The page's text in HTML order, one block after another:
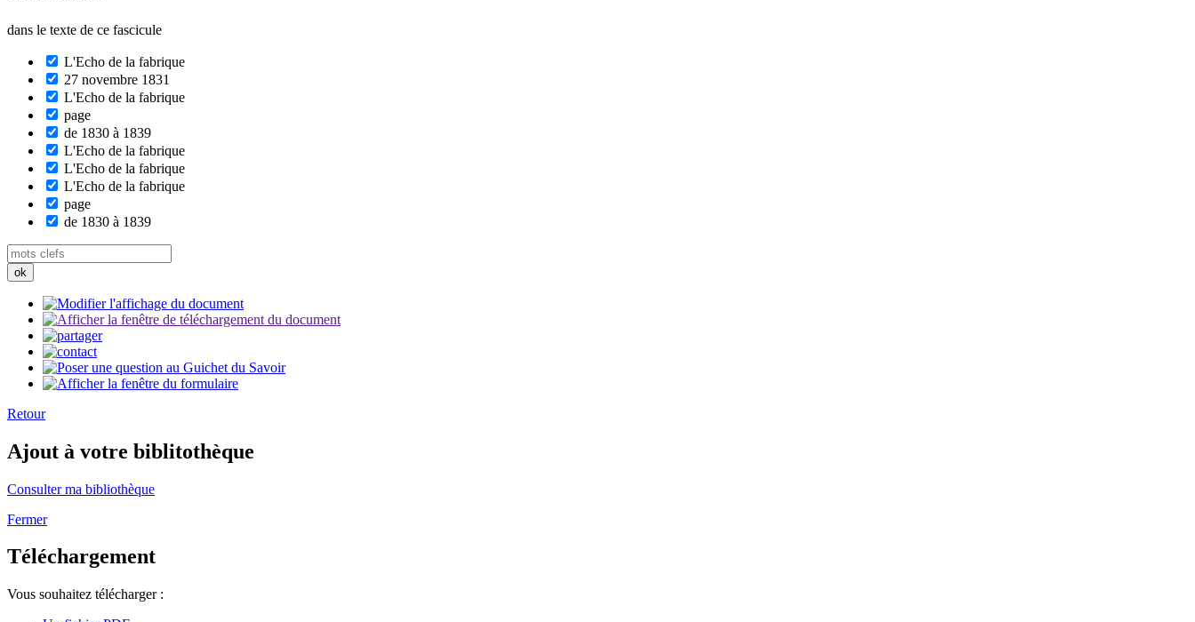
dans le texte de ce fascicule
L'Echo de la fabrique
27 novembre 1831
L'Echo de la fabrique
page
de 1830 à 1839
L'Echo de la fabrique
L'Echo de la fabrique
L'Echo de la fabrique
page
de 1830 à 1839
Retour
Ajout à votre biblitothèque
Consulter ma bibliothèque
Fermer
Téléchargement
Vous souhaitez télécharger :